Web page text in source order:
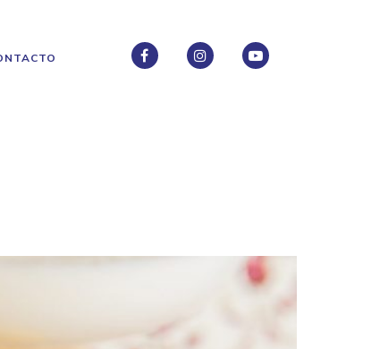
FACEBOOKINSTAGRAMINSTAGRAM